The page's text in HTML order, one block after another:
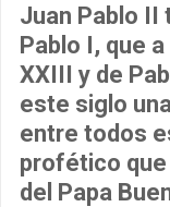
Juan Pablo II
Pablo I, que
XXIII y de
este siglo
entre todos
profético
del Papa